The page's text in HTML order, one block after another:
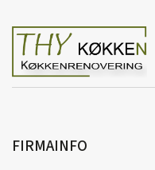
FIRMAINFO